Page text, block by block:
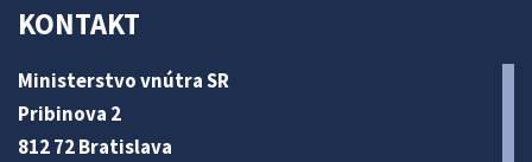
KONTAKT
Ministerstvo vnútra SR
Pribinova 2
812 72 Bratislava